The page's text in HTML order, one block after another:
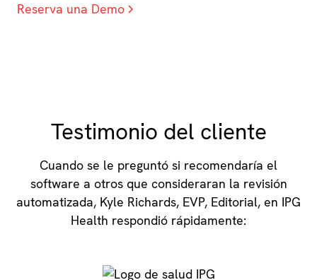
Reserva una Demo
Testimonio del cliente
Cuando se le preguntó si recomendaría el
software a otros que consideraran la revisión
automatizada, Kyle Richards, EVP, Editorial, en IPG
Health respondió rápidamente: